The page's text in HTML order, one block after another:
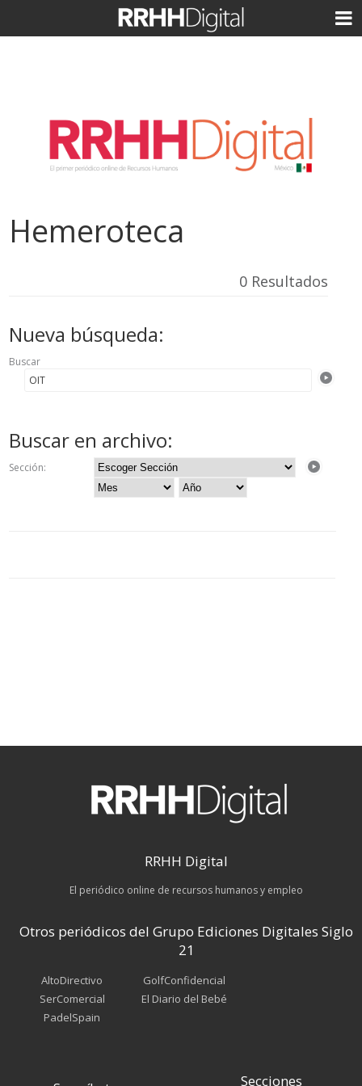
Hemeroteca
0 Resultados
Nueva búsqueda:
Buscar
Buscar en archivo:
Sección:
RRHH Digital
El periódico online de recursos humanos y empleo
Otros periódicos del Grupo Ediciones Digitales Siglo
21
AltoDirectivo
SerComercial
PadelSpain
GolfConfidencial
El Diario del Bebé
Secciones